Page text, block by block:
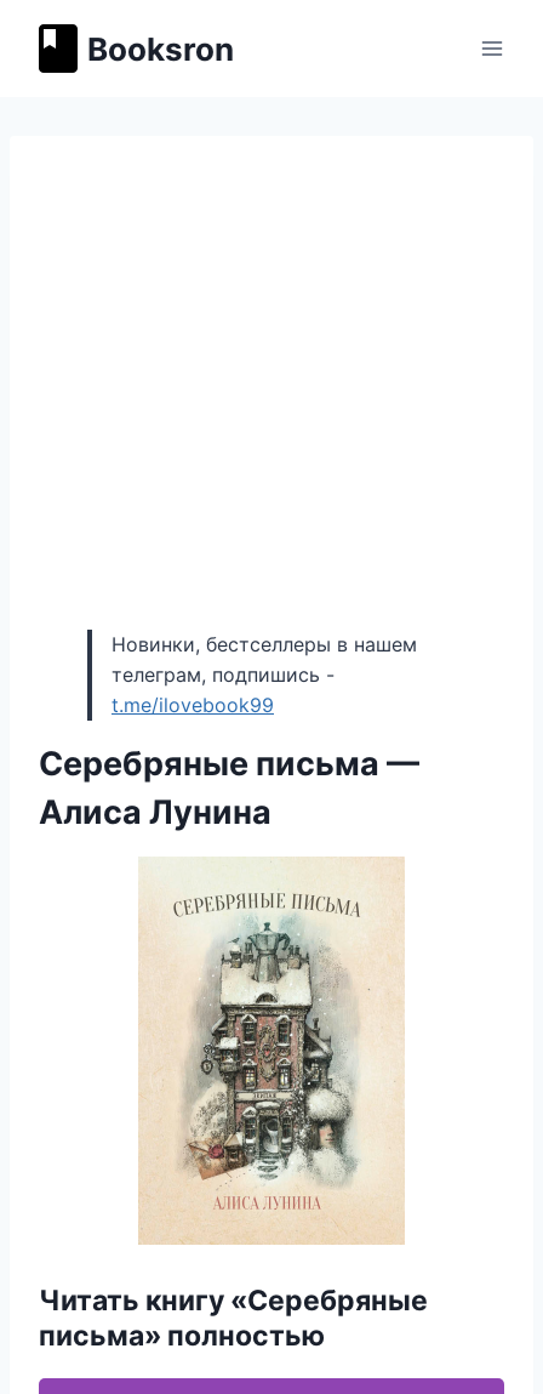
содержимому
Booksron
Новинки, бестселлеры в нашем
телеграм, подпишись -
t.me/ilovebook99
Серебряные письма —
Алиса Лунина
Читать книгу «Серебряные
письма» полностью